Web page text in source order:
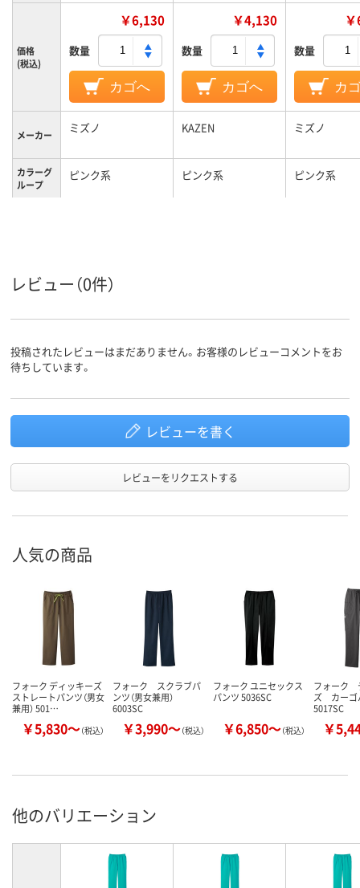
価格
(税込)
￥6,130
数量
カゴへ
￥4,130
数量
カゴへ
数量
カ
メーカー ミズノ KAZEN ミズノ
カラーグ
ループ
ピンク系 ピンク系 ピンク系
レビュー（0件）
投稿されたレビューはまだありません。お客様のレビューコメントをお
待ちしています。
レビューを書く
レビューをリクエストする
人気の商品
フォーク ディッキーズ
ストレートパンツ（男女
兼用） 501…
￥5,830～（税込）
フォーク スクラブパ
ンツ（男女兼用）
6003SC
￥3,990～（税込）
フォーク ユニセックス
パンツ 5036SC
￥6,850～（税込）
フォーク
ズ カー
5017SC
￥
他のバリエーション